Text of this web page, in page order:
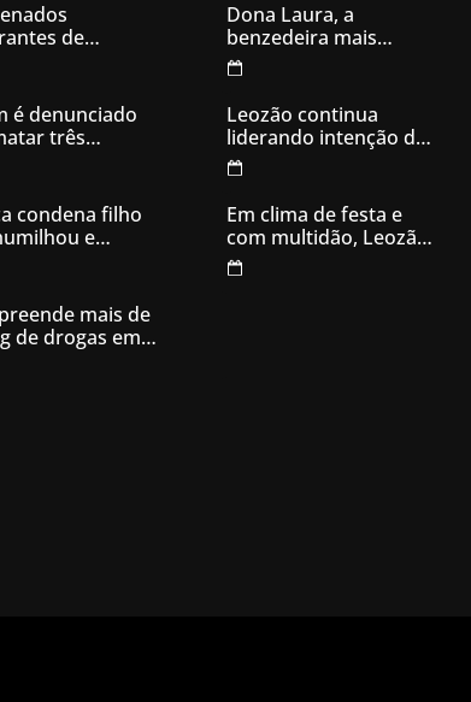
de
acusados
caixas
é denunciado
três
de cachorro e
para
os donos,
de
condena filho
e
mãe idosa;
à sentença
foram
21 dias
mais de
de drogas em
Dona Laura, a
benzedeira mais
famosa de Goiás
Leozão continua
liderando intenção de
votos em Goianésia
Em clima de festa e
com multidão, Leozão
inaugura comitê de
campanha